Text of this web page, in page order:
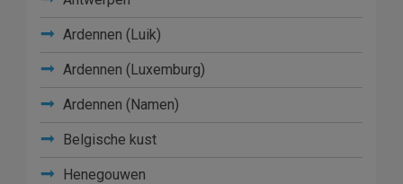
Ardennen (Luik)
Ardennen (Luxemburg)
Ardennen (Namen)
Belgische kust
Henegouwen